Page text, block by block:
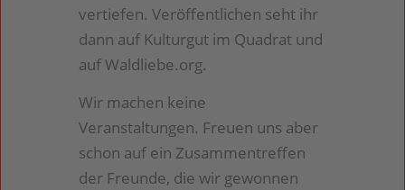
vertiefen. Veröffentlichen seht ihr
dann auf Kulturgut im Quadrat und
auf Waldliebe.org.
Wir machen keine
Veranstaltungen. Freuen uns aber
schon auf ein Zusammentreffen
der Freunde, die wir gewonnen